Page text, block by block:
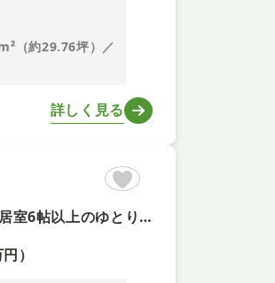
（約29.76坪）／
詳しく見る
【2026年7月リフォーム＋即予約可！】屋根付きガレージ ■23帖超の広々LDKと全居室6帖以上のゆとりある3LDK ■パントリーやクローゼットなど収納充実 ■閑静な住宅街で静かな暮らしを実現
）